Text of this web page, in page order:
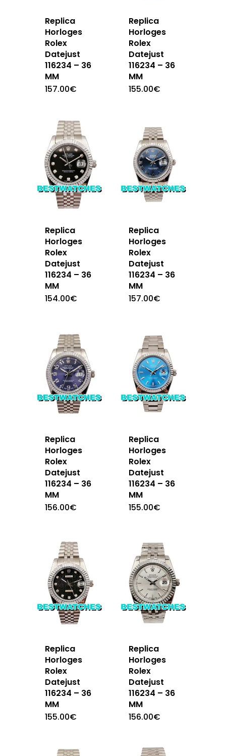
Replica
Horloges
Rolex
Datejust
116234 – 36
MM
157.00€
Replica
Horloges
Rolex
Datejust
116234 – 36
MM
155.00€
Replica
Horloges
Rolex
Datejust
116234 – 36
MM
154.00€
Replica
Horloges
Rolex
Datejust
116234 – 36
MM
157.00€
Replica
Horloges
Rolex
Datejust
116234 – 36
MM
156.00€
Replica
Horloges
Rolex
Datejust
116234 – 36
MM
155.00€
Replica
Horloges
Rolex
Datejust
116234 – 36
MM
155.00€
Replica
Horloges
Rolex
Datejust
116234 – 36
MM
156.00€